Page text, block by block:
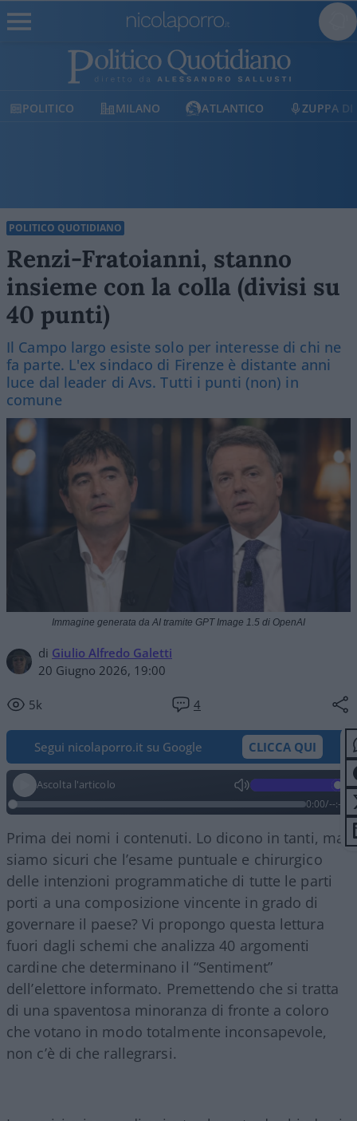
MILANO ATLANTICO ZUPPA DI PORRO
POLITICO QUOTIDIANO
Renzi-Fratoianni, stanno
insieme con la colla (divisi su
40 punti)
Il Campo largo esiste solo per interesse di chi ne
fa parte. L'ex sindaco di Firenze è distante anni
luce dal leader di Avs. Tutti i punti (non) in
comune
di Giulio Alfredo Galetti
20 Giugno 2026, 19:00
5k 4
Immagine generata da AI tramite GPT Image 1.5 di OpenAI
Segui nicolaporro.it su Google CLICCA QUI
Ascolta l'articolo
0:00/--:--
Prima dei nomi i contenuti. Lo dicono in tanti, ma
siamo sicuri che l’esame puntuale e chirurgico
delle intenzioni programmatiche di tutte le parti
porti a una composizione vincente in grado di
governare il paese? Vi propongo questa lettura
fuori dagli schemi che analizza 40 argomenti
cardine che determinano il “Sentiment”
dell’elettore informato. Premettendo che si tratta
di una spaventosa minoranza di fronte a coloro
che votano in modo totalmente inconsapevole,
non c’è di che rallegrarsi.